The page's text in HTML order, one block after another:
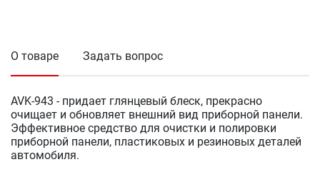
О товаре Задать вопрос
AVK-943 - придает глянцевый блеск, прекрасно
очищает и обновляет внешний вид приборной панели.
Эффективное средство для очистки и полировки
приборной панели, пластиковых и резиновых деталей
автомобиля.